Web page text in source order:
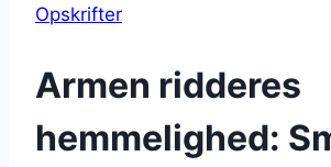
Opskrifter
Armen ridderes
hemmelighed: